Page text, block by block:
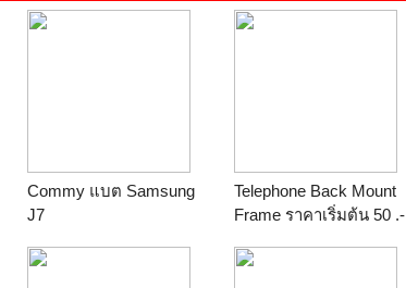
Commy แบต Samsung
J7
Telephone Back Mount
Frame ราคาเริ่มต้น 50 .-